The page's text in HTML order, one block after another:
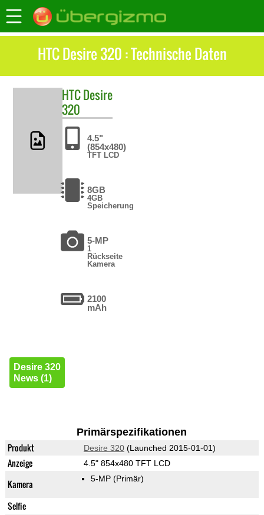
HTC Desire 320 : Technische Daten
HTCDesire
320
4.5"
(854x480)
TFT LCD
8GB
4GB
Speicherung
5-MP
1
Rückseite
Kamera
2100
mAh
Desire 320
News (1)
Primärspezifikationen
Produkt Desire 320(Launched 2015-01-01)
Anzeige 4.5" 854x480 TFT LCD
Kamera 5-MP (Primär)
Selfie